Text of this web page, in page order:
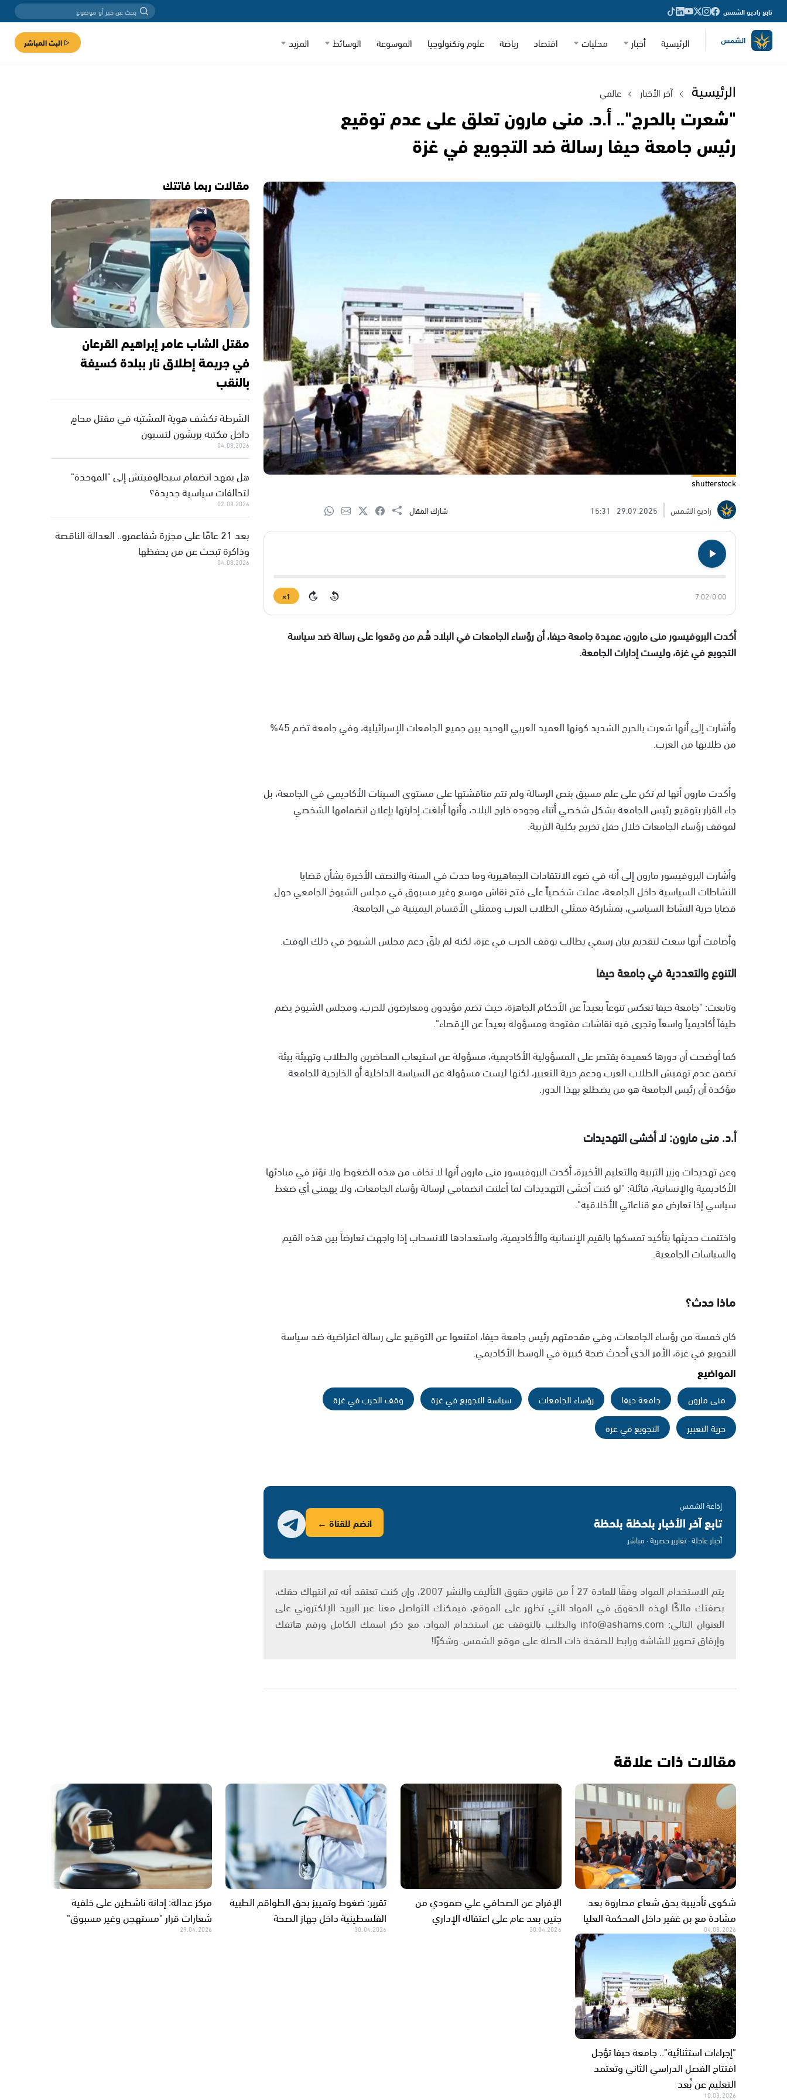
تابع راديو الشمس
الرئيسية أخبار محليات اقتصاد رياضة علوم وتكنولوجيا الموسوعة الوسائط المزيد البث المباشر
الرئيسية آخر الأخبار عالمي
"شعرت بالحرج".. أ.د. منى مارون تعلق على عدم توقيع
رئيس جامعة حيفا رسالة ضد التجويع في غزة
shutterstock
راديو الشمس
29.07.2025
15:31 شارك المقال
0:00
/
7:02
15
15
1×
أكدت البروفيسور منى مارون، عميدة جامعة حيفا، أن رؤساء الجامعات في البلاد هُـم من وقعوا على رسالة ضد سياسة
التجويع في غزة، وليست إدارات الجامعة.
وأشارت إلى أنها شعرت بالحرج الشديد كونها العميد العربي الوحيد بين جميع الجامعات الإسرائيلية، وفي جامعة تضم 45%
من طلابها من العرب.
وأكدت مارون أنها لم تكن على علم مسبق بنص الرسالة ولم تتم مناقشتها على مستوى السينات الأكاديمي في الجامعة، بل
جاء القرار بتوقيع رئيس الجامعة بشكل شخصي أثناء وجوده خارج البلاد، وأنها أبلغت إدارتها بإعلان انضمامها الشخصي
لموقف رؤساء الجامعات خلال حفل تخريج بكلية التربية.
وأشارت البروفيسور مارون إلى أنه في ضوء الانتقادات الجماهيرية وما حدث في السنة والنصف الأخيرة بشأن قضايا
النشاطات السياسية داخل الجامعة، عملت شخصياً على فتح نقاش موسع وغير مسبوق في مجلس الشيوخ الجامعي حول
قضايا حرية النشاط السياسي، بمشاركة ممثلي الطلاب العرب وممثلي الأقسام اليمينية في الجامعة.
وأضافت أنها سعت لتقديم بيان رسمي يطالب بوقف الحرب في غزة، لكنه لم يلقَ دعم مجلس الشيوخ في ذلك الوقت.
التنوع والتعددية في جامعة حيفا
وتابعت: "جامعة حيفا تعكس تنوعاً بعيداً عن الأحكام الجاهزة، حيث تضم مؤيدون ومعارضون للحرب، ومجلس الشيوخ يضم
طيفاً أكاديمياً واسعاً وتجرى فيه نقاشات مفتوحة ومسؤولة بعيداً عن الإقصاء".
كما أوضحت أن دورها كعميدة يقتصر على المسؤولية الأكاديمية، مسؤولة عن استيعاب المحاضرين والطلاب وتهيئة بيئة
تضمن عدم تهميش الطلاب العرب ودعم حرية التعبير، لكنها ليست مسؤولة عن السياسة الداخلية أو الخارجية للجامعة
مؤكدة أن رئيس الجامعة هو من يضطلع بهذا الدور.
أ.د. منى مارون: لا أخشى التهديدات
وعن تهديدات وزير التربية والتعليم الأخيرة، أكدت البروفيسور منى مارون أنها لا تخاف من هذه الضغوط ولا تؤثر في مبادئها
الأكاديمية والإنسانية، قائلة: "لو كنت أخشى التهديدات لما أعلنت انضمامي لرسالة رؤساء الجامعات، ولا يهمني أي ضغط
سياسي إذا تعارض مع قناعاتي الأخلاقية".
واختتمت حديثها بتأكيد تمسكها بالقيم الإنسانية والأكاديمية، واستعدادها للانسحاب إذا واجهت تعارضاً بين هذه القيم
والسياسات الجامعية.
ماذا حدث؟
كان خمسة من رؤساء الجامعات، وفي مقدمتهم رئيس جامعة حيفا، امتنعوا عن التوقيع على رسالة اعتراضية ضد سياسة
التجويع في غزة، الأمر الذي أحدث ضجة كبيرة في الوسط الأكاديمي.
المواضيع
منى مارون جامعة حيفا رؤساء الجامعات سياسة التجويع في غزة
وقف الحرب في غزة
حرية التعبير
التجويع في غزة
إذاعة الشمس
تابع آخر الأخبار بلحظة بلحظة
أخبار عاجلة · تقارير حصرية · مباشر
انضم للقناة ←
يتم الاستخدام المواد وفقًا للمادة 27 أ من قانون حقوق التأليف والنشر 2007، وإن كنت تعتقد أنه تم انتهاك حقك،
بصفتك مالكًا لهذه الحقوق في المواد التي تظهر على الموقع، فيمكنك التواصل معنا عبر البريد الإلكتروني على
العنوان التالي: info@ashams.com والطلب بالتوقف عن استخدام المواد، مع ذكر اسمك الكامل ورقم هاتفك
وإرفاق تصوير للشاشة ورابط للصفحة ذات الصلة على موقع الشمس. وشكرًا!
مقالات ربما فاتتك
مقتل الشاب عامر إبراهيم القرعان
في جريمة إطلاق نار ببلدة كسيفة
بالنقب
الشرطة تكشف هوية المشتبه في مقتل محامٍ
داخل مكتبه بريشون لتسيون
04.08.2026
هل يمهد انضمام سيجالوفيتش إلى "الموحدة"
لتحالفات سياسية جديدة؟
02.08.2026
بعد 21 عامًا على مجزرة شفاعمرو.. العدالة الناقصة
وذاكرة تبحث عن من يحفظها
04.08.2026
مقالات ذات علاقة
شكوى تأديبية بحق شعاع مصاروة بعد
مشادة مع بن غفير داخل المحكمة العليا
04.08.2026
الإفراج عن الصحافي علي صمودي من
جنين بعد عام على اعتقاله الإداري
30.04.2026
تقرير: ضغوط وتمييز بحق الطواقم الطبية
الفلسطينية داخل جهاز الصحة
30.04.2026
مركز عدالة: إدانة ناشطين على خلفية
شعارات قرار "مستهجن وغير مسبوق"
29.04.2026
"إجراءات استثنائية".. جامعة حيفا تؤجل
افتتاح الفصل الدراسي الثاني وتعتمد
التعليم عن بُعد
10.03.2026